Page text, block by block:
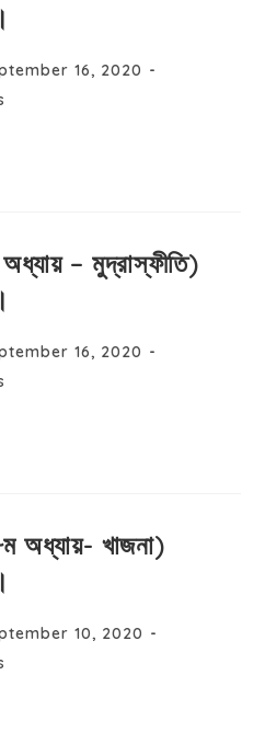
16, 2020
– মুদ্রাস্ফীতি)
16, 2020
অধ্যায়- খাজনা)
10, 2020